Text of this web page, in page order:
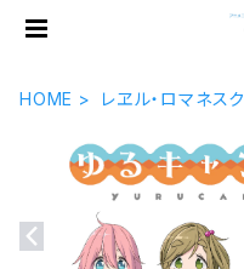
HOME レヱル・ロマネスク